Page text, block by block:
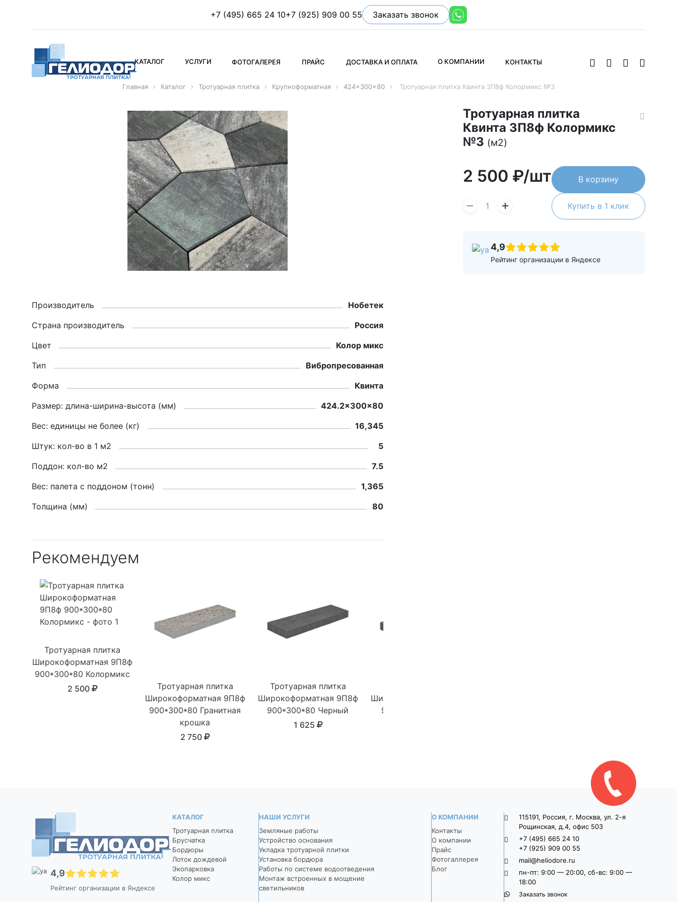
+7 (495) 665 24 10+7 (925) 909 00 55 Заказать звонок
КАТАЛОГ УСЛУГИ ФОТОГАЛЕРЕЯ ПРАЙС ДОСТАВКА И ОПЛАТА О КОМПАНИИ КОНТАКТЫ
Главная Каталог Тротуарная плитка Крупноформатная 424x300x80 Тротуарная плитка Квинта 3П8ф Колормикс №3
Производитель
Нобетек
Страна производитель
Россия
Цвет
Колор микс
Тип
Вибропресованная
Форма
Квинта
Размер: длина-ширина-высота (мм)
424.2x300x80
Вес: единицы не более (кг)
16,345
Штук: кол-во в 1 м2
5
Поддон: кол-во м2
7.5
Вес: палета с поддоном (тонн)
1,365
Толщина (мм)
80
Рекомендуем
Тротуарная плитка
Широкоформатная 9П8ф
900*300*80 Колормикс
2 500
Тротуарная плитка
Широкоформатная 9П8ф
900*300*80 Гранитная
крошка
2 750
Тротуарная плитка
Широкоформатная 9П8ф
900*300*80 Черный
1 625
Тротуарная плитка
Широкоформатная 9П8ф
900*300*80 Темно-
Тротуарная плитка
Квинта 3П8ф Колормикс
№3 (м2)
2 500 ₽/шт В корзину
Купить в 1 клик
4,9
Рейтинг организации в Яндексе
4,9
Рейтинг организации в Яндексе
КАТАЛОГ
Тротуарная плитка
Брусчатка
Бордюры
Лоток дождевой
Экопарковка
Колор микс
НАШИ УСЛУГИ
Земляные работы
Устройство основания
Укладка тротуарной плитки
Установка бордюра
Работы по системе водоотведения
Монтаж встроенных в мощение
светильников
О КОМПАНИИ
Контакты
О компании
Прайс
Фотогаллерея
Блог
115191, Россия, г. Москва, ул. 2-я
Рощинская, д.4, офис 503
+7 (495) 665 24 10
+7 (925) 909 00 55
mail@heliodore.ru
пн-пт: 9:00 — 20:00, сб-вс: 9:00 —
18:00
Заказать звонок